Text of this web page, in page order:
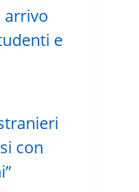
arrivo
e